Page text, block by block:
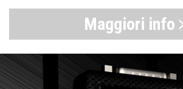
Maggiori info